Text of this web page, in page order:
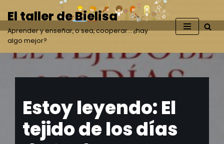
Saltar
al
contenido
El taller de Bielisa
Aprender y enseñar, o sea, cooperar… ¿hay
algo mejor?
Estoy leyendo: El
tejido de los días